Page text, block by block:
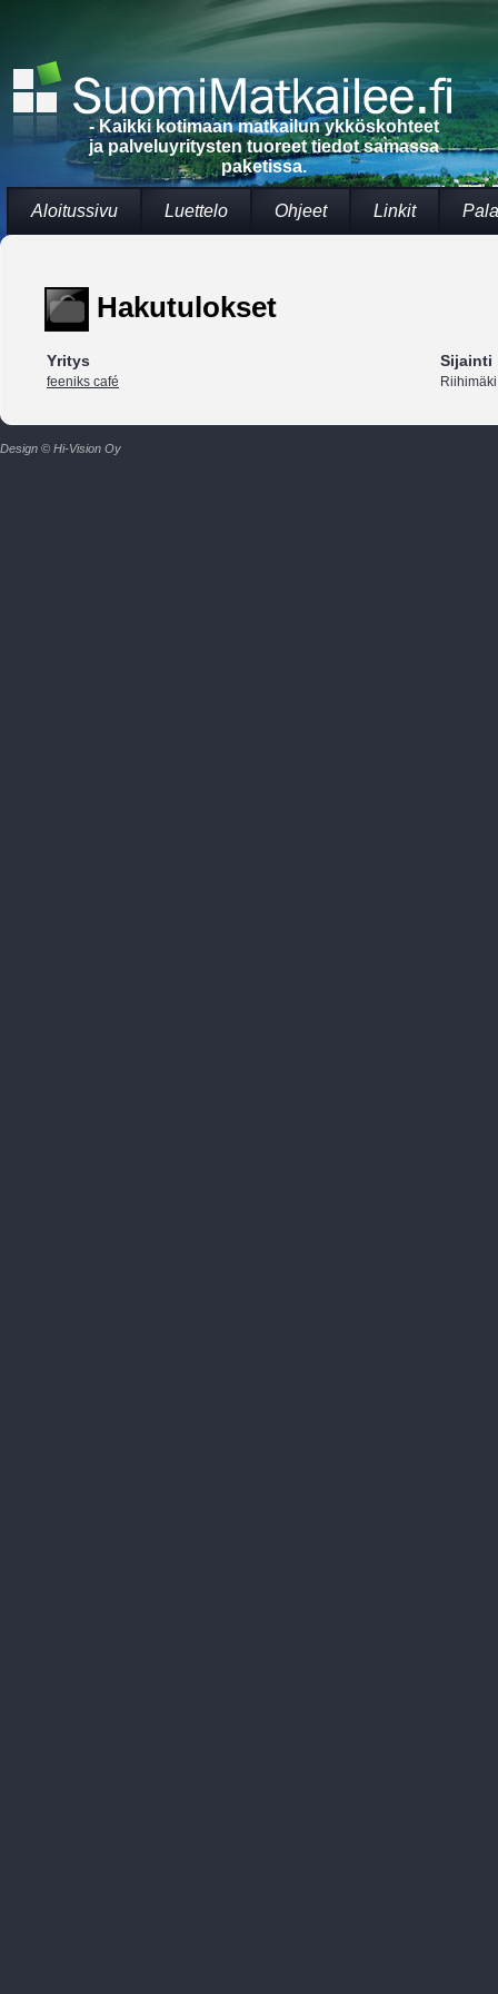
- Kaikki kotimaan matkailun ykköskohteet
ja palveluyritysten tuoreet tiedot samassa
paketissa.
Aloitussivu Luettelo Ohjeet Linkit
Hakutulokset
Yritys Sijainti
feeniks café Riihimäki
Design © Hi-Vision Oy